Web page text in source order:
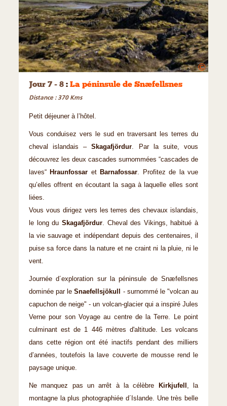
©
Jour 7 - 8 : La péninsule de Snæfellsnes
Distance : 370 Kms
Petit déjeuner à l’hôtel.
Vous conduisez vers le sud en traversant les terres du
cheval islandais –Skagafjördur. Par la suite, vous
découvrez les deux cascades surnommées “cascades de
laves“ Hraunfossar et Barnafossar. Profitez de la vue
qu’elles offrent en écoutant la saga à laquelle elles sont
liées.
Vous vous dirigez vers les terres des chevaux islandais,
le long du Skagafjördur. Cheval des Vikings, habitué à
la vie sauvage et indépendant depuis des centenaires, il
puise sa force dans la nature et ne craint ni la pluie, ni le
vent.
Journée d´exploration sur la péninsule de Snӕfellsnes
dominée par leSnaefellsjökull - surnommé le "volcan au
capuchon de neige" - un volcan-glacier qui a inspiré Jules
Verne pour son Voyage au centre de la Terre. Le point
culminant est de 1 446 mètres d'altitude. Les volcans
dans cette région ont été inactifs pendant des milliers
d’années, toutefois la lave couverte de mousse rend le
paysage unique.
Ne manquez pas un arrêt à la célèbre Kirkjufell , la
montagne la plus photographiée d´Islande. Une très belle